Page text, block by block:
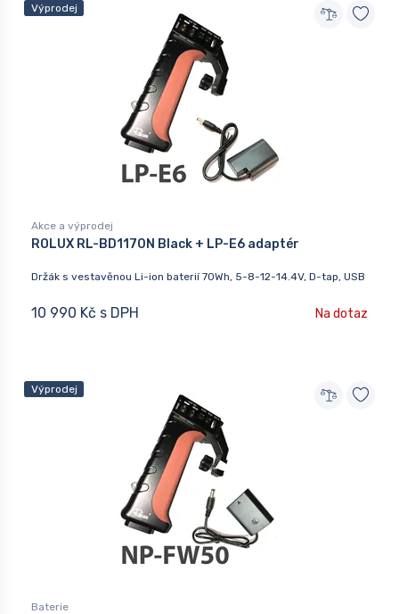
Výprodej
Akce a výprodej
ROLUX RL-BD1170N Black + LP-E6 adaptér
Držák s vestavěnou Li-ion baterií 70Wh, 5-8-12-14.4V, D-tap, USB
10 990 Kč s DPH Na dotaz
Výprodej
Baterie